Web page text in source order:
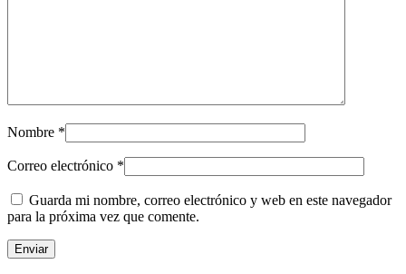
Nombre *
Correo electrónico *
Guarda mi nombre, correo electrónico y web en este navegador
para la próxima vez que comente.